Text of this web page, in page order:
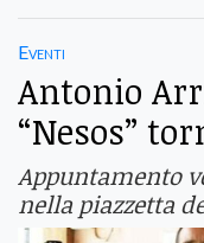
Eventi
Antonio
“Nesos”
Appuntamento
nella piazzetta